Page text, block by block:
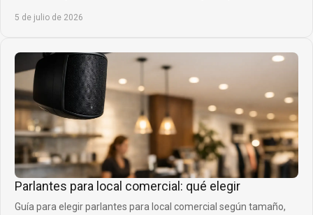
5 de julio de 2026
Parlantes para local comercial: qué elegir
Guía para elegir parlantes para local comercial según tamaño,